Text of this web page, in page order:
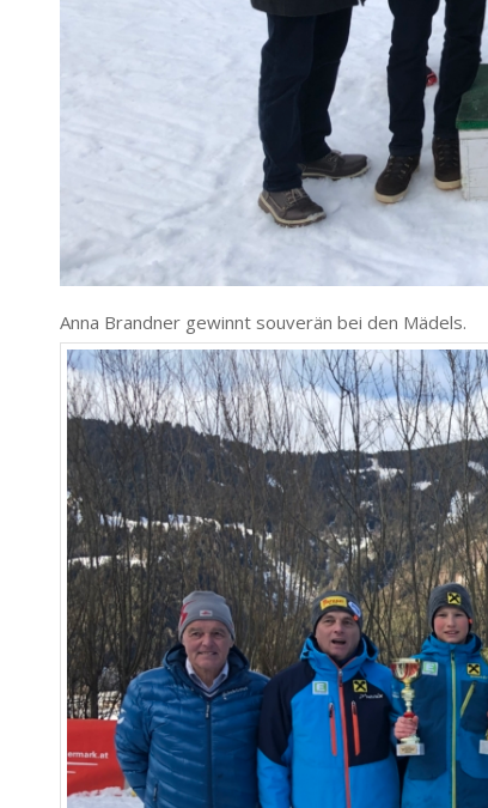
Anna Brandner gewinnt souverän bei den Mädels.